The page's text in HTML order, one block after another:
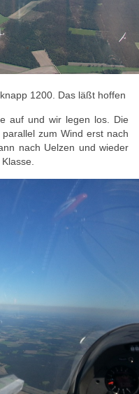
1200. Das läßt hoffen
auf und wir legen los. Die
zum Wind erst nach
nach Uelzen und wieder